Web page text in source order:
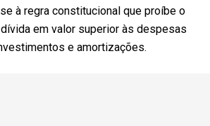
à regra constitucional que proíbe o
em valor superior às despesas
e amortizações.